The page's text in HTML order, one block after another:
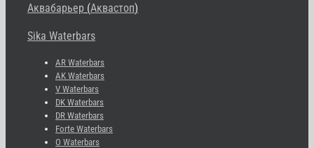
Аквабарьер (Аквастоп)
Sika Waterbars
AR Waterbars
AK Waterbars
V Waterbars
DK Waterbars
DR Waterbars
Forte Waterbars
O Waterbars